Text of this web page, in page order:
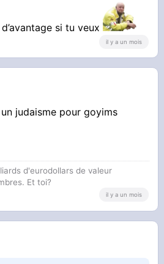
si tu veux
il y a un mois
judaisme pour goyims
d'eurodollars de valeur
Et toi?
il y a un mois